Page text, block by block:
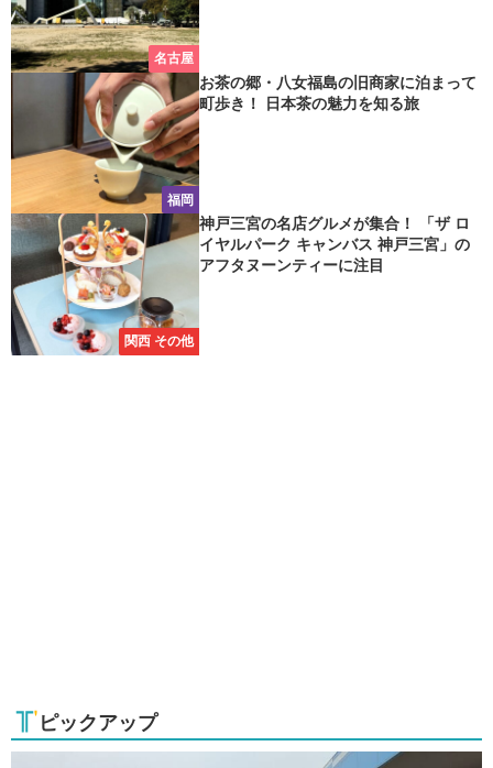
名古屋
福岡
お茶の郷・八女福島の旧商家に泊まって
町歩き！ 日本茶の魅力を知る旅
関西 その他
神戸三宮の名店グルメが集合！ 「ザ ロ
イヤルパーク キャンバス 神戸三宮」の
アフタヌーンティーに注目
ピックアップ